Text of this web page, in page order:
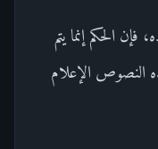
الحكم إنما يتم
النصوص الإعلام